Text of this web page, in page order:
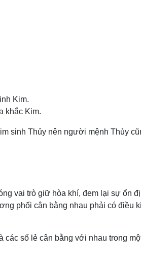
Kim.
khắc Kim.
sinh Thủy nên người mệnh Thủy
vai trò giữ hòa khí, đem lại sự ổn
phối cân bằng nhau phải có điều
số lẻ cân bằng với nhau trong